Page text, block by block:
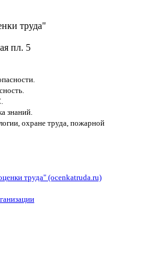
труда"
пл. 5
знаний.
охране труда, пожарной
труда" (ocenkatruda.ru)